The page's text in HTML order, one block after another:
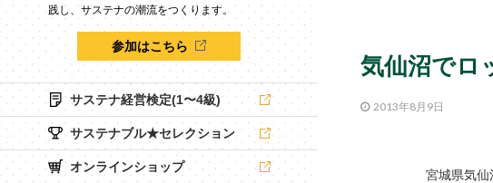
践し、サステナの潮流をつくります。
参加はこちら
サステナ経営検定(1〜4級)
サステナブル★セレクション
オンラインショップ
気仙沼でロ
2013年8月9日
宮城県気